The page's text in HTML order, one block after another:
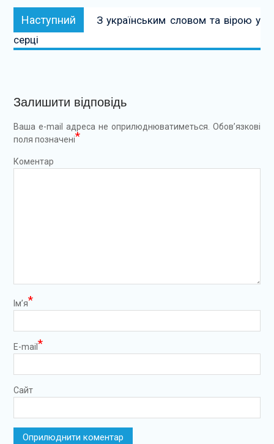
Наступний Наступний:
З українським словом та вірою у
серці
Залишити відповідь
Ваша e-mail адреса не оприлюднюватиметься. Обов’язкові
поля позначені*
Коментар
Ім’я*
E-mail *
Сайт